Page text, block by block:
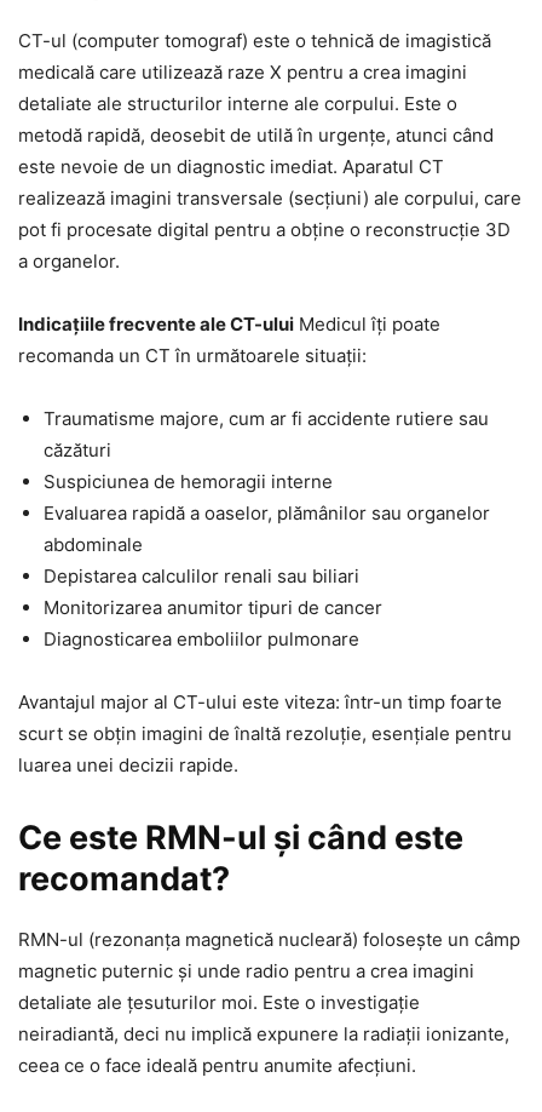
CT-ul (computer tomograf) este o tehnică de imagistică
medicală care utilizează raze X pentru a crea imagini
detaliate ale structurilor interne ale corpului. Este o
metodă rapidă, deosebit de utilă în urgențe, atunci când
este nevoie de un diagnostic imediat. Aparatul CT
realizează imagini transversale (secțiuni) ale corpului, care
pot fi procesate digital pentru a obține o reconstrucție 3D
a organelor.
Indicațiile frecvente ale CT-ului Medicul îți poate
recomanda un CT în următoarele situații:
Traumatisme majore, cum ar fi accidente rutiere sau
căzături
Suspiciunea de hemoragii interne
Evaluarea rapidă a oaselor, plămânilor sau organelor
abdominale
Depistarea calculilor renali sau biliari
Monitorizarea anumitor tipuri de cancer
Diagnosticarea emboliilor pulmonare
Avantajul major al CT-ului este viteza: într-un timp foarte
scurt se obțin imagini de înaltă rezoluție, esențiale pentru
luarea unei decizii rapide.
Ce este RMN-ul și când este
recomandat?
RMN-ul (rezonanța magnetică nucleară) folosește un câmp
magnetic puternic și unde radio pentru a crea imagini
detaliate ale țesuturilor moi. Este o investigație
neiradiantă, deci nu implică expunere la radiații ionizante,
ceea ce o face ideală pentru anumite afecțiuni.